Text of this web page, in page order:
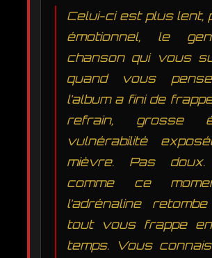
Celui-ci est plus lent,
émotionnel, le
chanson qui vous
quand vous
l’album a fini de
refrain, grosse
vulnérabilité
mièvre. Pas
comme ce
l’adrénaline
tout vous frappe
temps. Vous